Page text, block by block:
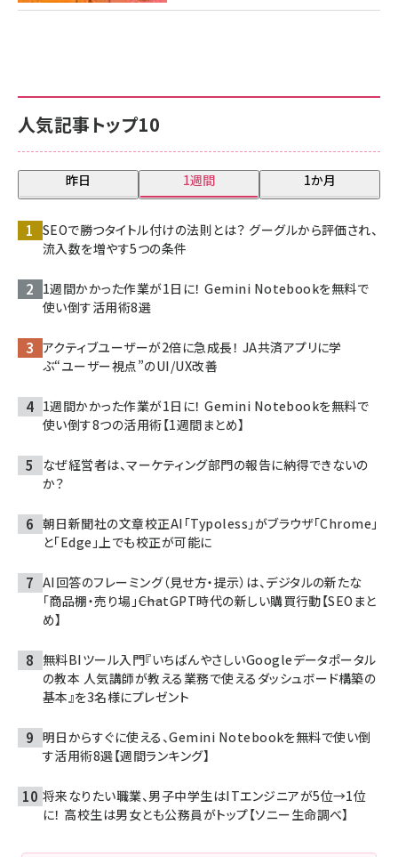
人気記事トップ10
昨日 1週間 1か月
SEOで勝つタイトル付けの法則とは？ グーグルから評価され、
流入数を増やす5つの条件
1週間かかった作業が1日に！ Gemini Notebookを無料で
使い倒す活用術8選
アクティブユーザーが2倍に急成長！ JA共済アプリに学
ぶ“ユーザー視点”のUI/UX改善
1週間かかった作業が1日に！ Gemini Notebookを無料で
使い倒す8つの活用術【1週間まとめ】
なぜ経営者は、マーケティング部門の報告に納得できないの
か？
朝日新聞社の文章校正AI「Typoless」がブラウザ「Chrome」
と「Edge」上でも校正が可能に
AI回答のフレーミング（見せ方・提示）は、デジタルの新たな
「商品棚・売り場」――ChatGPT時代の新しい購買行動【SEOまと
め】
無料BIツール入門『いちばんやさしいGoogleデータポータル
の教本 人気講師が教える業務で使えるダッシュボード構築の
基本』を3名様にプレゼント
明日からすぐに使える、Gemini Notebookを無料で使い倒
す活用術8選【週間ランキング】
将来なりたい職業、男子中学生はITエンジニアが5位→1位
に！ 高校生は男女とも公務員がトップ【ソニー生命調べ】